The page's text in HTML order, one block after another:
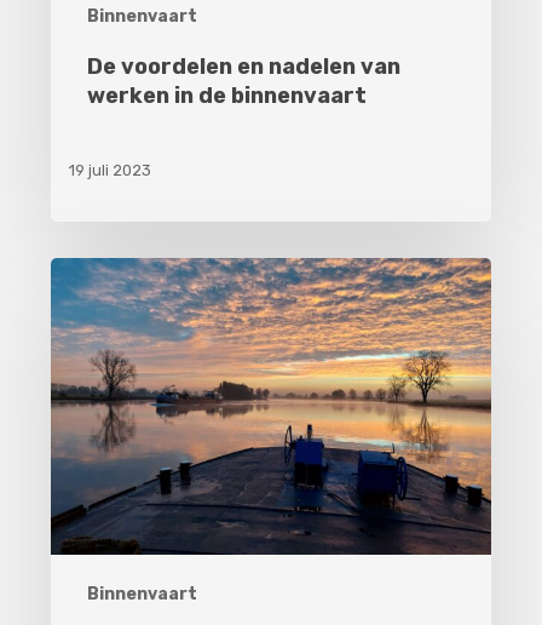
Binnenvaart
De voordelen en nadelen van
werken in de binnenvaart
19 juli 2023
Binnenvaart
Nautisch
personeel
werven;
tips
voor
een
invulling